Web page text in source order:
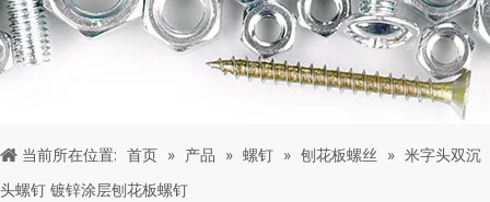
当前所在位置: 首页 » 产品 » 螺钉 » 刨花板螺丝 » 米字头双沉
头螺钉 镀锌涂层刨花板螺钉